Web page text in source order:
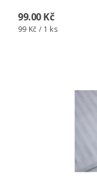
99.00 Kč
99 Kč / 1 ks